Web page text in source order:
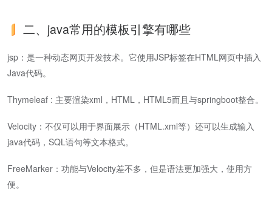
二、java常用的模板引擎有哪些
jsp：是一种动态网页开发技术。它使用JSP标签在HTML网页中插入
Java代码。
Thymeleaf : 主要渲染xml，HTML，HTML5而且与springboot整合。
Velocity：不仅可以用于界面展示（HTML.xml等）还可以生成输入
java代码，SQL语句等文本格式。
FreeMarker：功能与Velocity差不多，但是语法更加强大，使用方
便。